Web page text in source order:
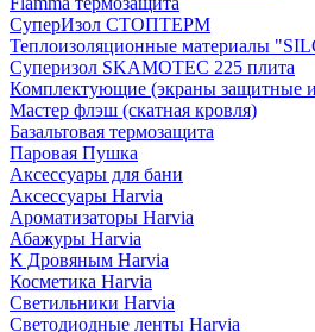
СуперИзол СТОПТЕРМ
Теплоизоляционные материалы
Суперизол SKAMOTEC 225 плита
Комплектующие (экраны защитные
Мастер флэш (скатная кровля)
Базальтовая термозащита
Паровая Пушка
Аксессуары для бани
Аксессуары Harvia
Ароматизаторы Harvia
Абажуры Harvia
К Дровяным Harvia
Косметика Harvia
Светильники Harvia
Светодиодные ленты Harvia